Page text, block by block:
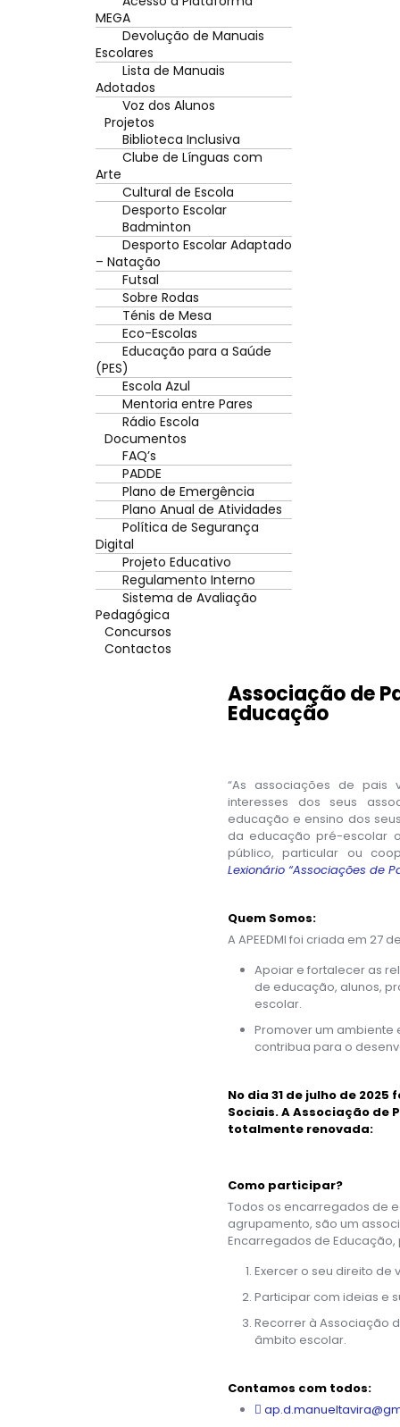
MEGA
Devolução de Manuais
Escolares
Lista de Manuais
Adotados
Voz dos Alunos
Projetos
Biblioteca Inclusiva
Clube de Línguas com
Arte
Cultural de Escola
Desporto Escolar
Badminton
Desporto Escolar Adaptado
– Natação
Futsal
Sobre Rodas
Ténis de Mesa
Eco-Escolas
Educação para a Saúde
(PES)
Escola Azul
Mentoria entre Pares
Rádio Escola
Documentos
FAQ’s
PADDE
Plano de Emergência
Plano Anual de Atividades
Política de Segurança
Digital
Projeto Educativo
Regulamento Interno
Sistema de Avaliação
Pedagógica
Concursos
Contactos
Associação de
Educação
“As associações de
interesses dos seus
educação e ensino dos
da educação pré-escolar
público, particular ou
Lexionário “Associações de
Quem Somos:
A APEEDMI foi criada em 27
Apoiar e fortalecer as
de educação, alunos,
escolar.
Promover um ambiente
contribua para o
No dia 31 de julho de
Sociais. A Associação de
totalmente renovada:
Como participar?
Todos os encarregados de
agrupamento, são um
Encarregados de
Exercer o seu direito de
Participar com ideias e
Recorrer à Associação
âmbito escolar.
Contamos com todos: